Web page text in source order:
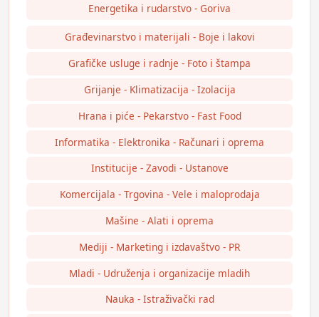
Energetika i rudarstvo - Goriva
Građevinarstvo i materijali - Boje i lakovi
Grafičke usluge i radnje - Foto i štampa
Grijanje - Klimatizacija - Izolacija
Hrana i piće - Pekarstvo - Fast Food
Informatika - Elektronika - Računari i oprema
Institucije - Zavodi - Ustanove
Komercijala - Trgovina - Vele i maloprodaja
Mašine - Alati i oprema
Mediji - Marketing i izdavaštvo - PR
Mladi - Udruženja i organizacije mladih
Nauka - Istraživački rad